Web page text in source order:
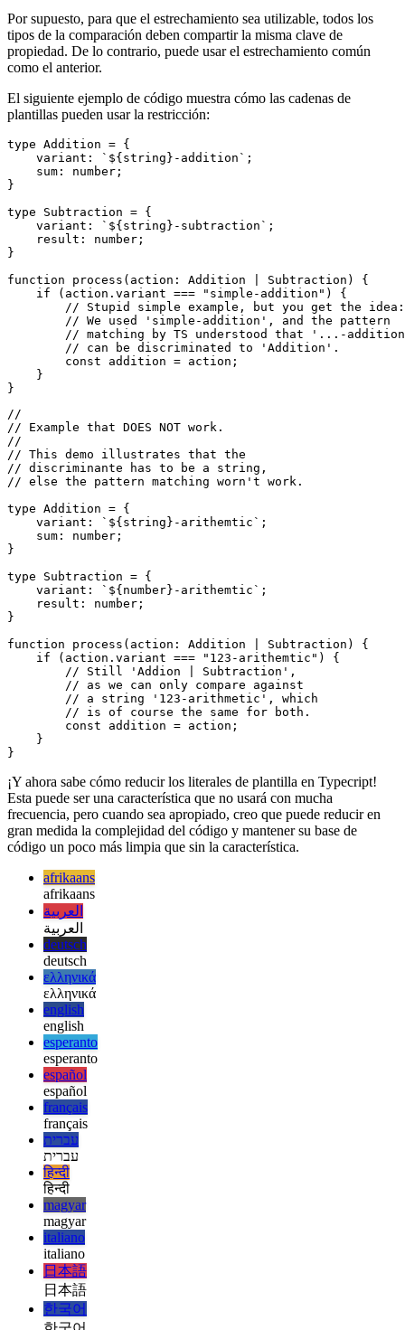
puede aplicar para tipos de literales de plantilla, también conocidos
como cadenas especiales con comillas inversas. La coincidencia de
patrones se está volviendo realmente poderosa en el idioma.
tipos de la comparación deben compartir la misma clave de
propiedad. De lo contrario, puede usar el estrechamiento común
El siguiente ejemplo de código muestra cómo las cadenas de
plantillas pueden usar la restricción:
type Addition = {
    variant: `${string}-addition`;
    sum: number;
}
type Subtraction = {
    variant: `${string}-subtraction`;
    result: number;
function process(action: Addition | Subtraction) {
    if (action.variant === "simple-addition") {
        // Stupid simple example, but you get the idea:
        // We used 'simple-addition', and the pattern
        // can be discriminated to 'Addition'.
        const addition = action;
    }
//
// Example that DOES NOT work.
//
// This demo illustrates that the
// discriminante has to be a string,
// else the pattern matching worn't work.
type Addition = {
    variant: `${string}-arithemtic`;
    sum: number;
}
type Subtraction = {
    variant: `${number}-arithemtic`;
    result: number;
function process(action: Addition | Subtraction) {
    if (action.variant === "123-arithemtic") {
        // Still 'Addion | Subtraction',
        // as we can only compare against
        // is of course the same for both.
        const addition = action;
    }
¡Y ahora sabe cómo reducir los literales de plantilla en Typecript!
frecuencia, pero cuando sea apropiado, creo que puede reducir en
gran medida la complejidad del código y mantener su base de
código un poco más limpia que sin la característica.
afrikaans
afrikaans
العربية
العربية
deutsch
deutsch
ελληνικά
ελληνικά
english
english
esperanto
esperanto
español
español
français
français
עברית
עברית
हिन्दी
हिन्दी
magyar
magyar
italiano
italiano